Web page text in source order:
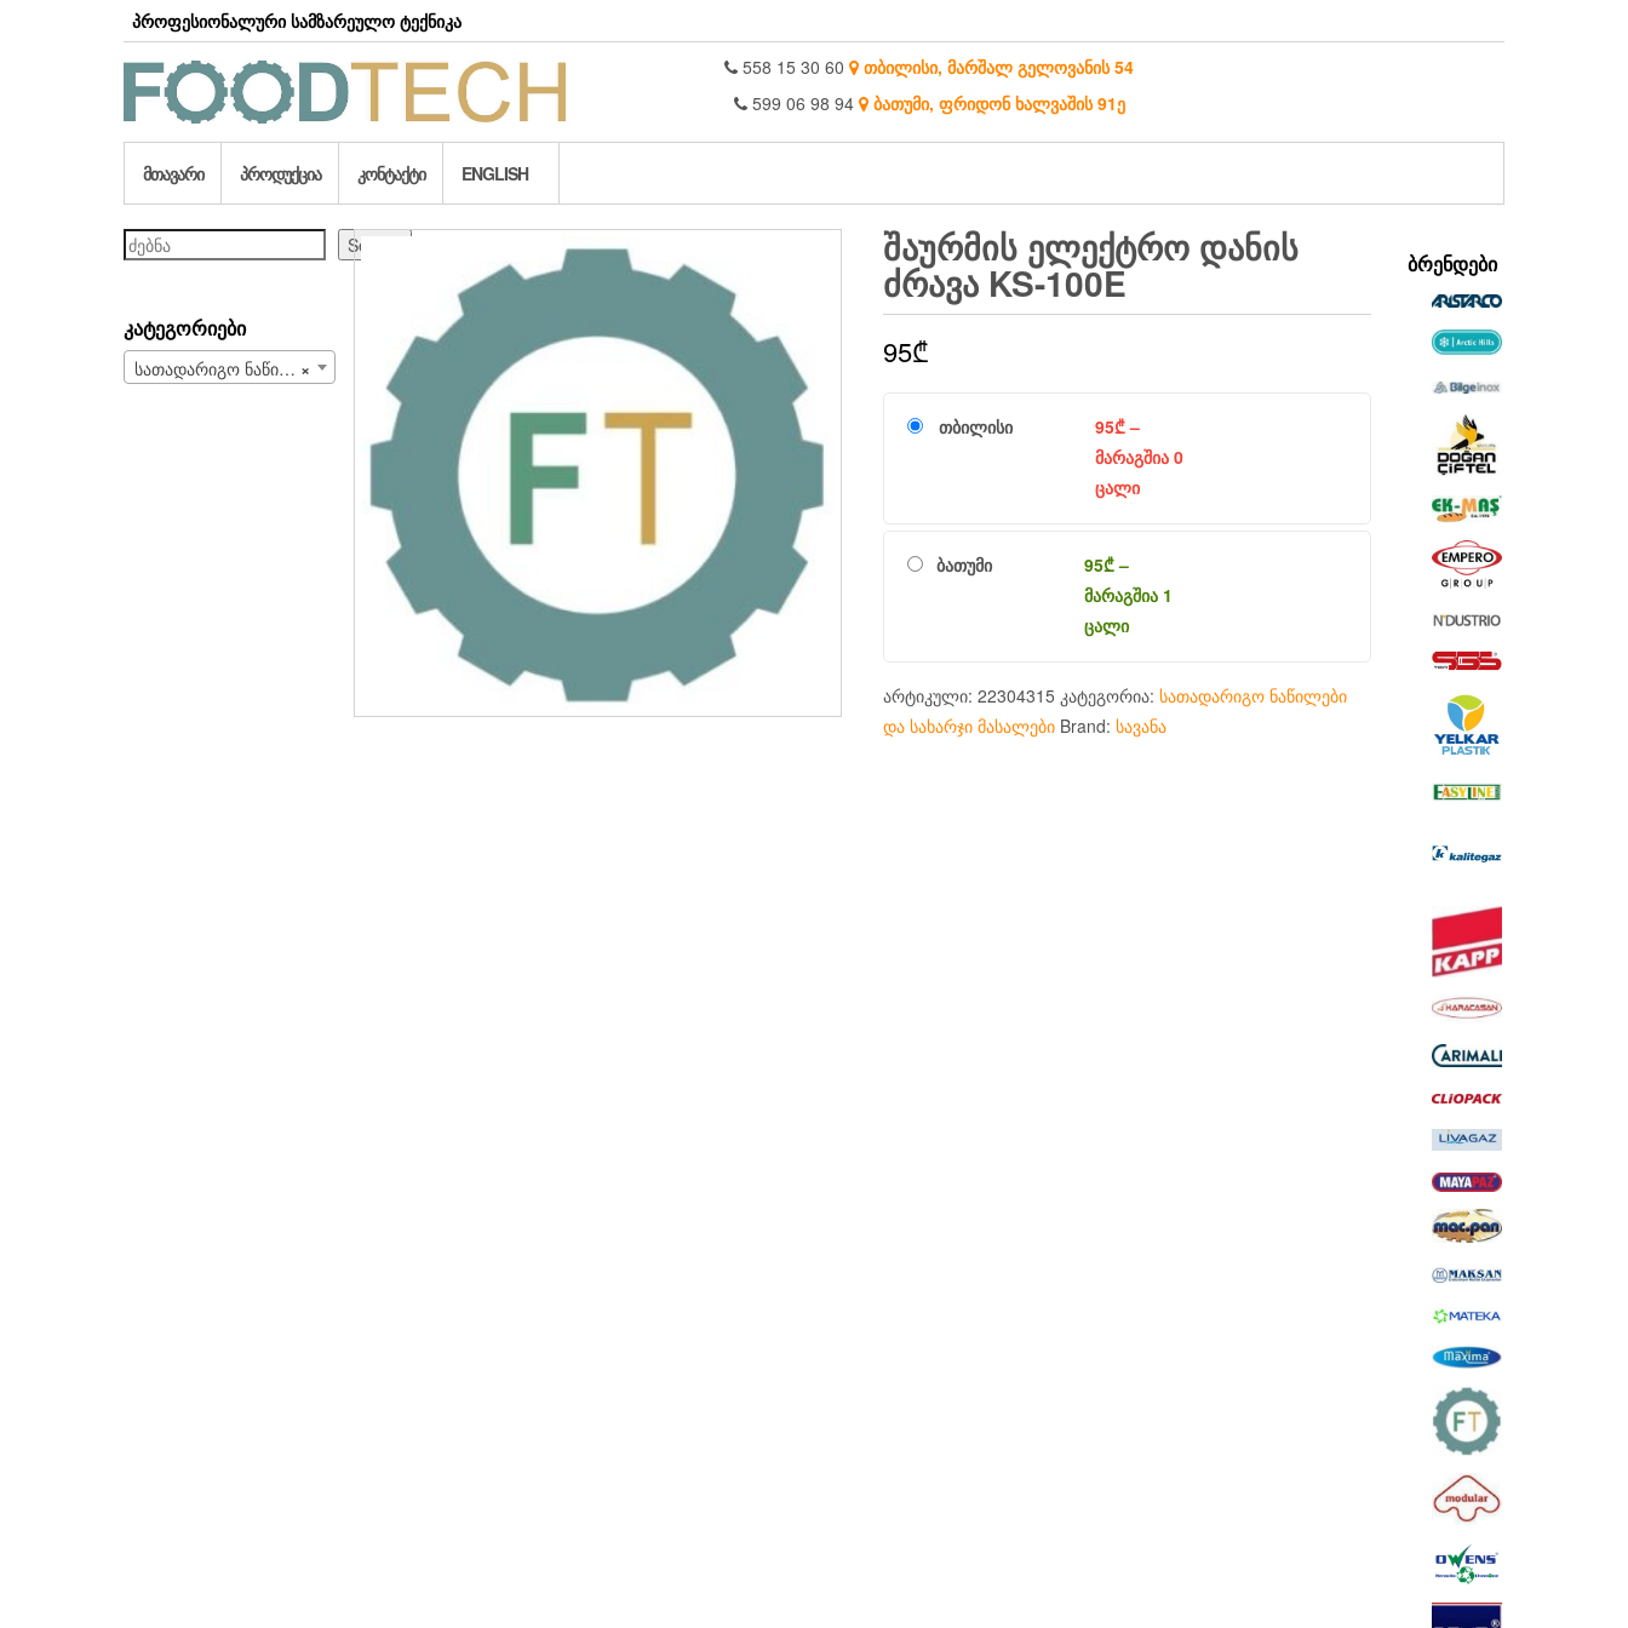
პროფესიონალური სამზარეულო ტექნიკა
558 15 30 60
თბილისი, მარშალ გელოვანის 54
599 06 98 94
ბათუმი, ფრიდონ ხალვაშის 91ე
ᲛᲗᲐᲕᲐᲠᲘ ᲞᲠᲝᲓᲣᲥᲪᲘᲐ ᲙᲝᲜᲢᲐᲥᲢᲘ ENGLISH
ძებნა Search
ᲙᲐᲢᲔᲒᲝᲠᲘᲔᲑᲘ
×
სათადარიგო ნაწილები და სახარჯი მასალები (708)
ᲨᲐᲣᲠᲛᲘᲡ ᲔᲚᲔᲥᲢᲠᲝ ᲓᲐᲜᲘᲡ
ᲫᲠᲐᲕᲐ KS-100E
95₾
თბილისი 95₾–
მარაგშია 0
ცალი
ბათუმი 95₾–
მარაგშია 1
ცალი
არტიკული: 22304315 კატეგორია: სათადარიგო ნაწილები
და სახარჯი მასალები Brand: სავანა
ᲑᲠᲔᲜᲓᲔᲑᲘ